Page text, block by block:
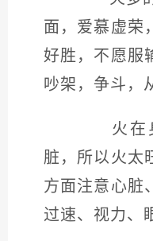
面，爱慕虚荣
好胜，不愿服
吵架，争斗，
火在身
脏，所以火太
方面注意心脏
过速、视力、